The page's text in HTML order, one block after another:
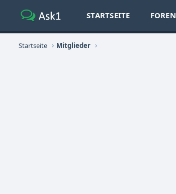
STARTSEITE FOREN
Startseite Mitglieder